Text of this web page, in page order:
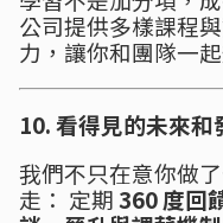
公司提供多樣課程
力，讓你和團隊一
10. 看得見的未來和
我們不只在意你做
走： 定期360 度回